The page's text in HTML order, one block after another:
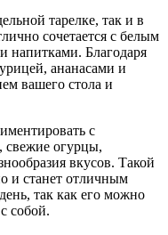
тарелке, так и в
сочетается с белым
напитками. Благодаря
ананасами и
вашего стола и
с
свежие огурцы,
вкусов. Такой
и станет отличным
так как его можно
собой.